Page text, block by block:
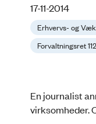
17-11-2014
Erhvervs- og
Forvaltningsret
En journalist
virksomheder.